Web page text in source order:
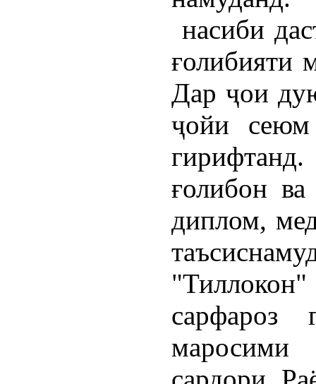
насиби
ғолибияти
Дар ҷои
ҷойи
ғолибон
диплом,
сарфароз